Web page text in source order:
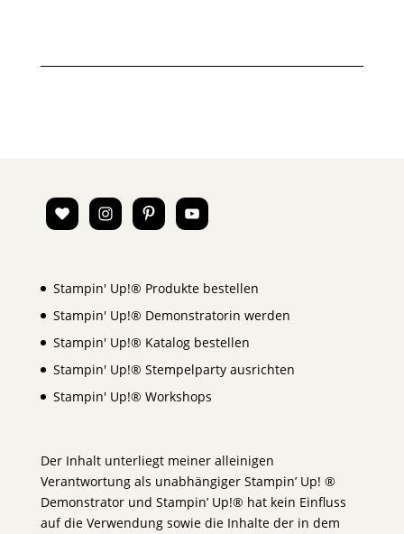
Stampin' Up!® Produkte bestellen
Stampin' Up!® Demonstratorin werden
Stampin' Up!® Katalog bestellen
Stampin' Up!® Stempelparty ausrichten
Stampin' Up!® Workshops
Der Inhalt unterliegt meiner alleinigen
Verantwortung als unabhängiger Stampin’ Up! ®
Demonstrator und Stampin’ Up!® hat kein Einfluss
auf die Verwendung sowie die Inhalte der in dem